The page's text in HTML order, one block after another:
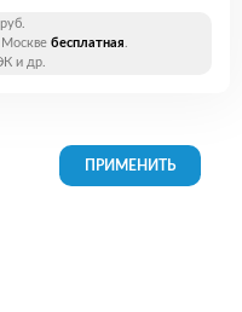
Москве бесплатная.
и др.